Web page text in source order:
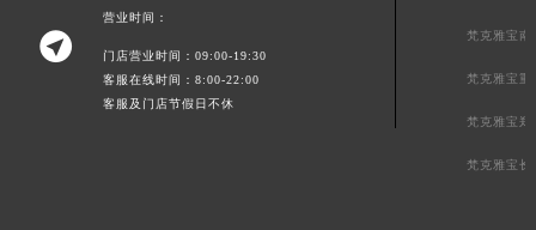

营业时间：
门店营业时间：09:00-19:30
客服在线时间：8:00-22:00
客服及门店节假日不休
梵克雅宝南
梵克雅宝重
梵克雅宝郑
梵克雅宝长